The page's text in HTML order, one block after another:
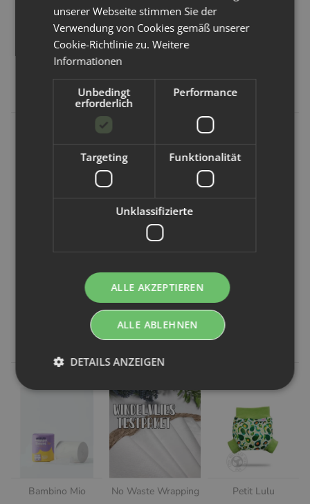
Avo+Cado
Bodyverlängerung
Bambino Mio
11,5cm x 29cm
4,99 €*
Blümchen
14x28cm
Ähnliche Artikel
Bambino Mio No Waste Wrapping Petit Lulu
unserer Webseite stimmen Sie der
Verwendung von Cookies gemäß unserer
Cookie-Richtlinie zu.Weitere
Informationen
Unbedingt
erforderlich
Performance
Targeting Funktionalität
Unklassifizierte
ALLE AKZEPTIEREN
ALLE ABLEHNEN
DETAILS ANZEIGEN